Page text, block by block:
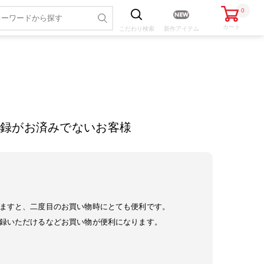
こだわり 検索 新作アイテム
0
カート
がお済みでないお客様
すと、二度目のお買い物時にとても便利です。
いただけるなどお買い物が便利になります。